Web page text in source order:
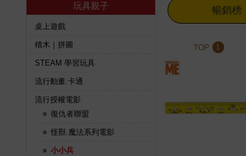
玩具親子
桌上遊戲
積木｜拼圖
STEAM 學習玩具
流行動畫.卡通
流行授權電影
復仇者聯盟
怪獸.魔法系列電影
小小兵
暢銷榜
TOP 1